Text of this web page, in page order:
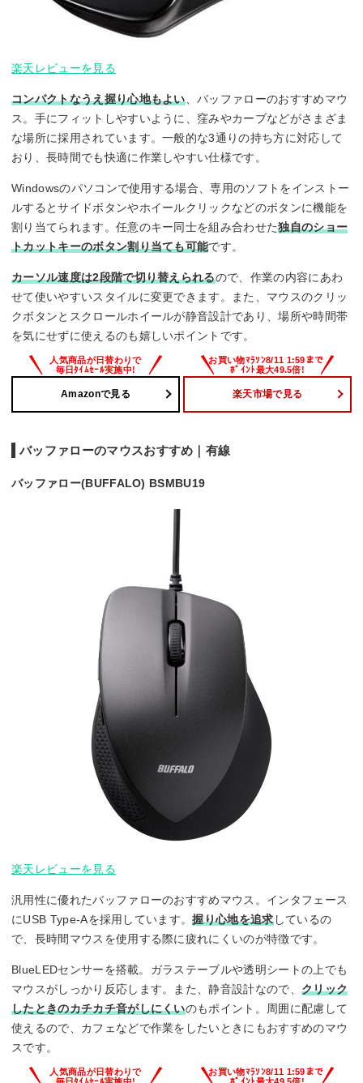
楽天レビューを見る
コンパクトなうえ握り心地もよい、バッファローのおすすめマウ
ス。手にフィットしやすいように、窪みやカーブなどがさまざま
な場所に採用されています。一般的な3通りの持ち方に対応して
おり、長時間でも快適に作業しやすい仕様です。
Windowsのパソコンで使用する場合、専用のソフトをインストー
ルするとサイドボタンやホイールクリックなどのボタンに機能を
割り当てられます。任意のキー同士を組み合わせた独自のショー
トカットキーのボタン割り当ても可能です。
カーソル速度は2段階で切り替えられるので、作業の内容にあわ
せて使いやすいスタイルに変更できます。また、マウスのクリッ
クボタンとスクロールホイールが静音設計であり、場所や時間帯
を気にせずに使えるのも嬉しいポイントです。
Amazonで見る 楽天市場で見る
バッファローのマウスおすすめ｜有線
バッファロー(BUFFALO) BSMBU19
楽天レビューを見る
汎用性に優れたバッファローのおすすめマウス。インタフェース
にUSB Type-Aを採用しています。握り心地を追求しているの
で、長時間マウスを使用する際に疲れにくいのが特徴です。
BlueLEDセンサーを搭載。ガラステーブルや透明シートの上でも
マウスがしっかり反応します。また、静音設計なので、 クリック
したときのカチカチ音がしにくいのもポイント。周囲に配慮して
使えるので、カフェなどで作業をしたいときにもおすすめのマウ
スです。